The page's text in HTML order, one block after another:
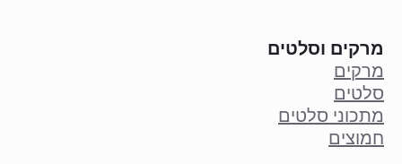
מרקים וסלטים
מרקים
סלטים
מתכוני סלטים
חמוצים